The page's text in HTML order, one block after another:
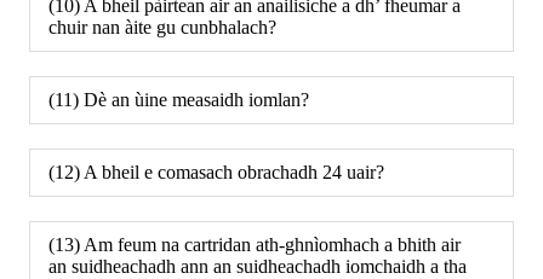
(10) A bheil pàirtean air an anailisiche a dh’ fheumar a
chuir nan àite gu cunbhalach?
(11) Dè an ùine measaidh iomlan?
(12) A bheil e comasach obrachadh 24 uair?
(13) Am feum na cartridan ath-ghnìomhach a bhith air
an suidheachadh ann an suidheachadh iomchaidh a tha